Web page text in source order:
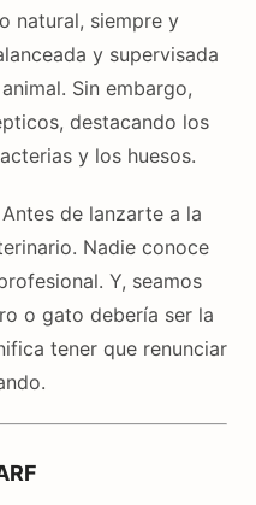
natural, siempre y
y supervisada
Sin embargo,
destacando los
y los huesos.
Antes de lanzarte a la
Nadie conoce
Y, seamos
o gato debería ser la
tener que renunciar